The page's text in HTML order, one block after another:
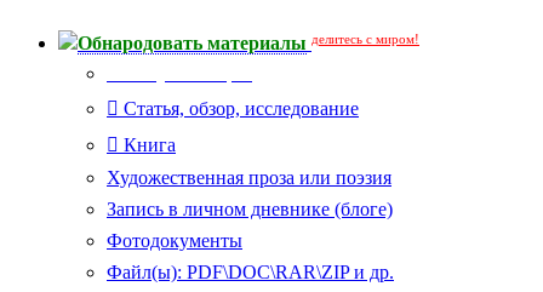
Обнародовать материалы делитесь с миром!
Статья, обзор, исследование
Книга
Художественная проза или поэзия
Запись в личном дневнике (блоге)
Фотодокументы
Файл(ы): PDF\DOC\RAR\ZIP и др.